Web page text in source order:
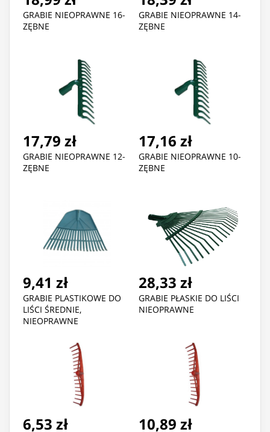
GRABIE NIEOPRAWNE 16-
ZĘBNE
GRABIE NIEOPRAWNE 14-
ZĘBNE
17,79 zł
GRABIE NIEOPRAWNE 12-
ZĘBNE
17,16 zł
GRABIE NIEOPRAWNE 10-
ZĘBNE
9,41 zł
GRABIE PLASTIKOWE DO
LIŚCI ŚREDNIE,
NIEOPRAWNE
28,33 zł
GRABIE PŁASKIE DO LIŚCI
NIEOPRAWNE
6,53 zł 10,89 zł